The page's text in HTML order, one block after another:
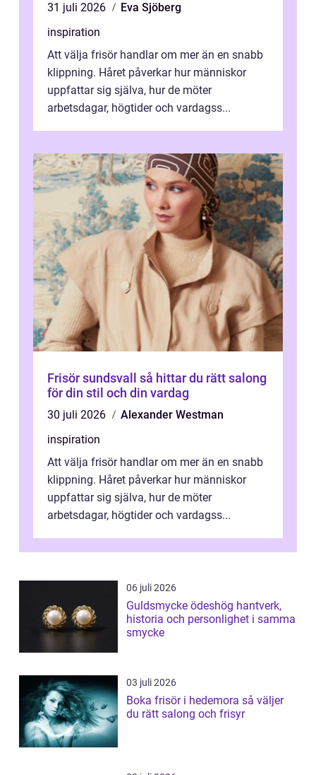
31 juli 2026
Eva Sjöberg
inspiration
Att välja frisör handlar om mer än en snabb
klippning. Håret påverkar hur människor
uppfattar sig själva, hur de möter
arbetsdagar, högtider och vardagss...
Frisör sundsvall så hittar du rätt salong
för din stil och din vardag
30 juli 2026
Alexander Westman
inspiration
Att välja frisör handlar om mer än en snabb
klippning. Håret påverkar hur människor
uppfattar sig själva, hur de möter
arbetsdagar, högtider och vardagss...
06 juli 2026
Guldsmycke ödeshög hantverk,
historia och personlighet i samma
smycke
03 juli 2026
Boka frisör i hedemora så väljer
du rätt salong och frisyr